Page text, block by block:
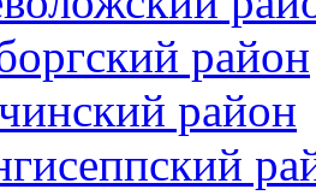
район
район